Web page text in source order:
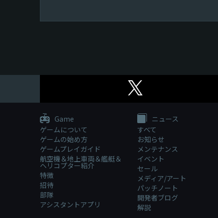
Game
ゲームについて
ゲームの始め方
ゲームプレイガイド
航空機＆地上車両＆艦艇＆
ヘリコプター紹介
特徴
招待
部隊
アシスタントアプリ
ニュース
すべて
お知らせ
メンテナンス
イベント
セール
メディア/アート
パッチノート
開発者ブログ
解説